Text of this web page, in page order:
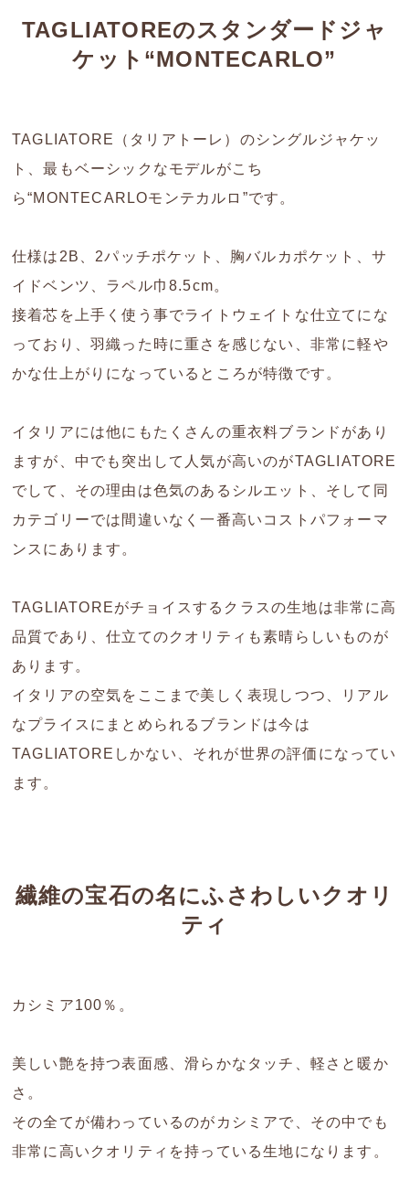
TAGLIATOREのスタンダードジャ
ケット“MONTECARLO”
TAGLIATORE（タリアトーレ）のシングルジャケッ
ト、最もベーシックなモデルがこち
ら“MONTECARLOモンテカルロ”です。
仕様は2B、2パッチポケット、胸バルカポケット、サ
イドベンツ、ラペル巾8.5cm。
接着芯を上手く使う事でライトウェイトな仕立てにな
っており、羽織った時に重さを感じない、非常に軽や
かな仕上がりになっているところが特徴です。
イタリアには他にもたくさんの重衣料ブランドがあり
ますが、中でも突出して人気が高いのがTAGLIATORE
でして、その理由は色気のあるシルエット、そして同
カテゴリーでは間違いなく一番高いコストパフォーマ
ンスにあります。
TAGLIATOREがチョイスするクラスの生地は非常に高
品質であり、仕立てのクオリティも素晴らしいものが
あります。
イタリアの空気をここまで美しく表現しつつ、リアル
なプライスにまとめられるブランドは今は
TAGLIATOREしかない、それが世界の評価になってい
ます。
繊維の宝石の名にふさわしいクオリ
ティ
カシミア100％。
美しい艶を持つ表面感、滑らかなタッチ、軽さと暖か
さ。
その全てが備わっているのがカシミアで、その中でも
非常に高いクオリティを持っている生地になります。